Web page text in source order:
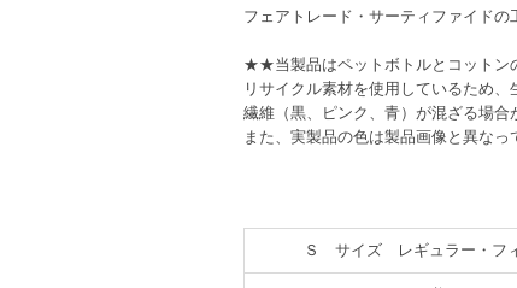
フェアトレード・サーティファイドの
★★当製品はペットボトルとコットン
リサイクル素材を使用しているため
繊維（黒、ピンク、青）が混ざる場合
また、実製品の色は製品画像と異な
Ｓ サイズ レギュラー・フ